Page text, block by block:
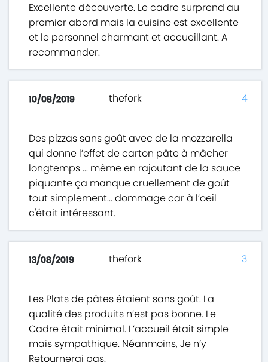
Excellente découverte. Le cadre surprend au
premier abord mais la cuisine est excellente
et le personnel charmant et accueillant. A
recommander.
10/08/2019 thefork
Des pizzas sans goût avec de la mozzarella
qui donne l’effet de carton pâte à mâcher
longtemps ... même en rajoutant de la sauce
piquante ça manque cruellement de goût
tout simplement... dommage car à l’oeil
c'était intéressant.
4
13/08/2019 thefork
Les Plats de pâtes étaient sans goût. La
qualité des produits n’est pas bonne. Le
Cadre était minimal. L’accueil était simple
mais sympathique. Néanmoins, Je n’y
Retournerai pas.
3